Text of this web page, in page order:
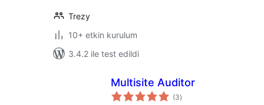
Trezy
10+ etkin kurulum
3.4.2 ile test edildi
Multisite Auditor
(3toplam
puan
)